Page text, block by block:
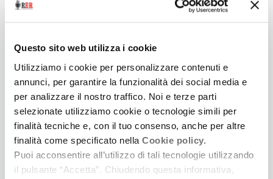
Questo sito web utilizza i cookie
Utilizziamo i cookie per personalizzare contenuti e
annunci, per garantire la funzionalità dei social media e
per analizzare il nostro traffico. Noi e terze parti
selezionate utilizziamo cookie o tecnologie simili per
finalità tecniche e, con il tuo consenso, anche per altre
finalità come specificato nella Cookie policy.
Puoi acconsentire all’utilizzo di tali tecnologie utilizzando
il pulsante “Accetta”. Chiudendo questa informativa,
16 Febbraio 2019
LE FREQUENZE DI TESLA